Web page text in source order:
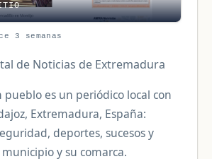
3 semanas
de Noticias de Extremadura
pueblo es un periódico local con
Extremadura, España:
deportes, sucesos y
y su comarca.